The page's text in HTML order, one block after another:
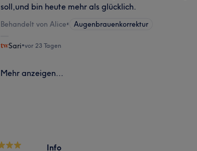
soll,und bin heute mehr als glücklich.
Behandelt von Alice• Augenbrauenkorrektur
Sari•vor 23 Tagen
Mehr anzeigen...
Info